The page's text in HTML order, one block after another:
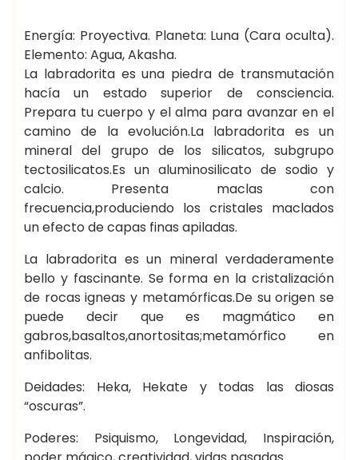
Energía: Proyectiva. Planeta: Luna (Cara oculta).
Elemento: Agua, Akasha.
La labradorita es una piedra de transmutación
hacía un estado superior de consciencia.
Prepara tu cuerpo y el alma para avanzar en el
camino de la evolución.La labradorita es un
mineral del grupo de los silicatos, subgrupo
tectosilicatos.Es un aluminosilicato de sodio y
calcio. Presenta maclas con
frecuencia,produciendo los cristales maclados
un efecto de capas finas apiladas.
La labradorita es un mineral verdaderamente
bello y fascinante. Se forma en la cristalización
de rocas igneas y metamórficas.De su origen se
puede decir que es magmático en
gabros,basaltos,anortositas;metamórfico en
anfibolitas.
Deidades: Heka, Hekate y todas las diosas
“oscuras”.
Poderes: Psiquismo, Longevidad, Inspiración,